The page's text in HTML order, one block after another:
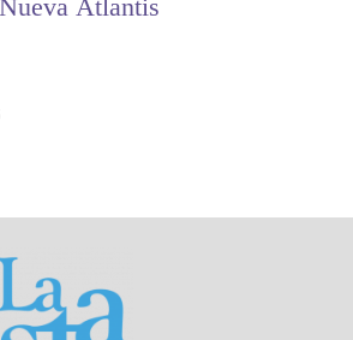
Atlantis